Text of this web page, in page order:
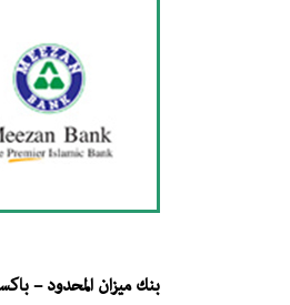
بنك ميزان المحدود –